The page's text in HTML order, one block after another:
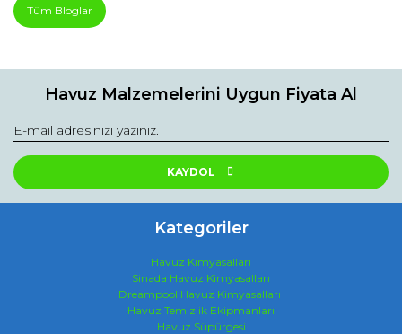
Tüm Bloglar
Havuz Malzemelerini Uygun Fiyata Al
KAYDOL
Kategoriler
Havuz Kimyasalları
Sinada Havuz Kimyasalları
Dreampool Havuz Kimyasalları
Havuz Temizlik Ekipmanları
Havuz Süpürgesi